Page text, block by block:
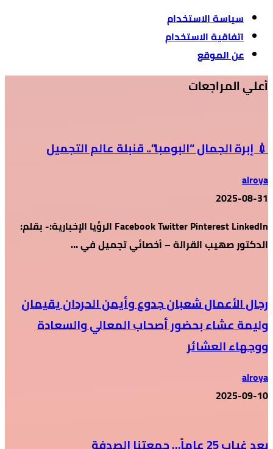
سياسة الاستخدام
اتفاقية الاستخدام
عن الموقع
أعلي المراجعات
💉 إبرة الجمال “البومبا”.. قنبلة عالم التجميل
alroya
2025-08-31
Facebook Twitter Pinterest LinkedIn الرؤيا الإخبارية:- بقلم:
الدكتور صهيب القرالة – أخصائي تجميل في …
رجال الأعمال شعبان جدوع وأيمن الحردان يقيمان
وليمة عشاء بحضور أصحاب المعالي والسعادة
ووجهاء العشائر
alroya
2025-09-10